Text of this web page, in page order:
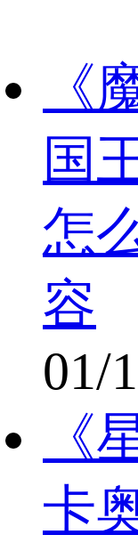
《
国
怎
容
01/
《
卡